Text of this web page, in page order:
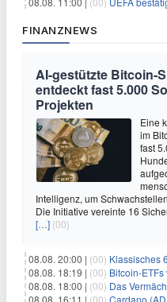
FINANZNEWS
AI-gestützte Bitcoin-
entdeckt fast 5.000
Projekten
Eine
im
fast
Intelligenz, um
Die Initiative vereinte 16
[…] (00)
08.08. 20:00 | (00) Klassisches 60/40-
08.08. 18:19 | (00) Bitcoin-ETFs
08.08. 18:00 | (00) Das Vermächtnis eines